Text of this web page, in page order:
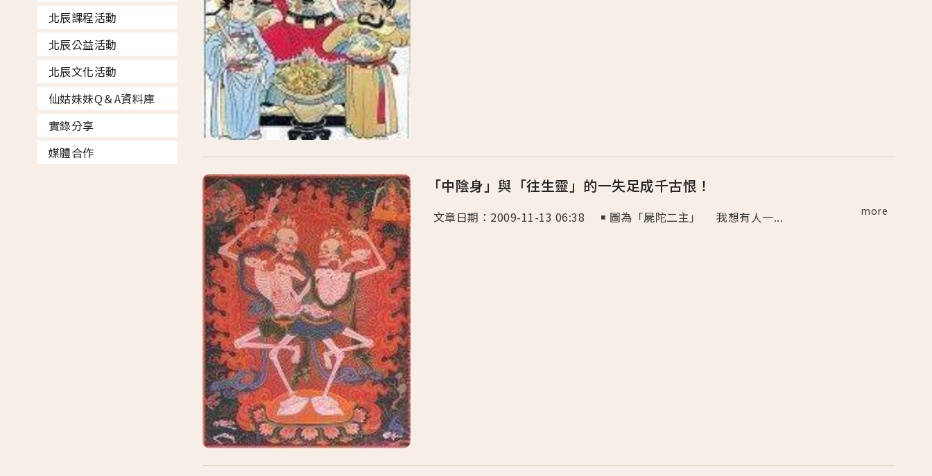
北辰課程活動
北辰公益活動
北辰文化活動
仙姑妹妹Q＆A資料庫
實錄分享
媒體合作
「中陰身」與「往生靈」的一失足成千古恨！
文章日期：2009-11-13 06:38 ￭ 圖為「屍陀二主」 我想有人一... more